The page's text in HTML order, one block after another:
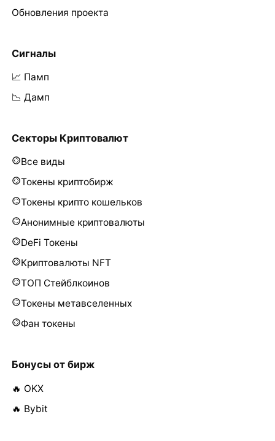
Обновления проекта
Сигналы
📈 Памп
📉 Дамп
Секторы Криптовалют
Все виды
Токены криптобирж
Токены крипто кошельков
Анонимные криптовалюты
DeFi Токены
Криптовалюты NFT
ТОП Стейблкоинов
Токены метавселенных
Фан токены
Бонусы от бирж
🔥 OKX
🔥 Bybit